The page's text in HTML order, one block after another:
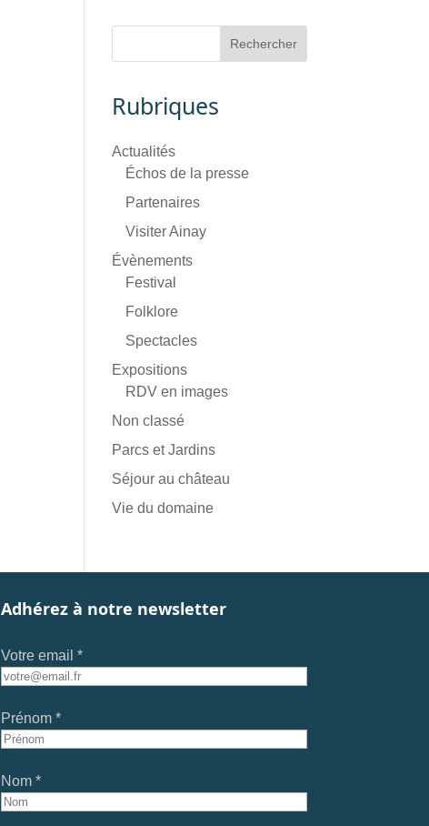
Rubriques
Actualités
Échos de la presse
Partenaires
Visiter Ainay
Évènements
Festival
Folklore
Spectacles
Expositions
RDV en images
Non classé
Parcs et Jardins
Séjour au château
Vie du domaine
Adhérez à notre newsletter
Votre email *
Prénom *
Nom *